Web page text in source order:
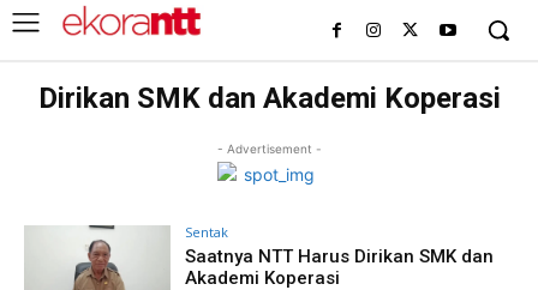
Dirikan SMK dan Akademi Koperasi
- Advertisement -
Sentak
Saatnya NTT Harus Dirikan SMK dan
Akademi Koperasi